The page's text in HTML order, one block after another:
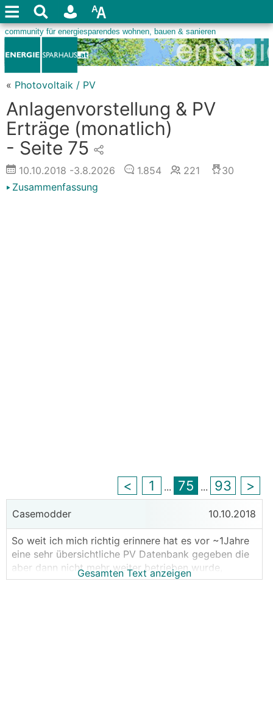
« Photovoltaik / PV
Anlagenvorstellung & PV
Erträge (monatlich)
- Seite 75
10.10.2018 -3.8.2026 1.854 221
30
Zusammenfassung
< 1 ... 75 ... 93 >
Casemodder 10.10.2018
So weit ich mich richtig erinnere hat es vor ~1Jahre
eine sehr übersichtliche PV Datenbank gegeben die
aber dann nicht mehr weiter betrieben wurde,
deshalb hab ich mir gedacht wir sammeln in diesem
Gesamten Text anzeigen